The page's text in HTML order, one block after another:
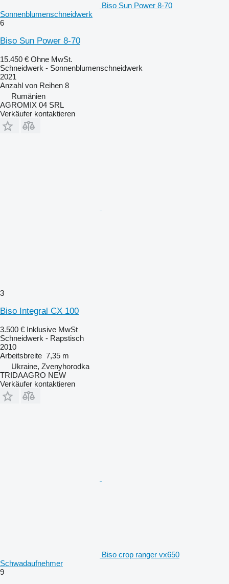
Biso Sun Power 8-70
Sonnenblumenschneidwerk
6
Biso Sun Power 8-70
15.450 € Ohne MwSt.
Schneidwerk - Sonnenblumenschneidwerk
2021
Anzahl von Reihen 8
Rumänien
AGROMIX 04 SRL
Verkäufer kontaktieren
3
Biso Integral CX 100
3.500 € Inklusive MwSt
Schneidwerk - Rapstisch
2010
Arbeitsbreite 7,35 m
Ukraine, Zvenyhorodka
TRIDAAGRO NEW
Verkäufer kontaktieren
Biso crop ranger vx650
Schwadaufnehmer
9